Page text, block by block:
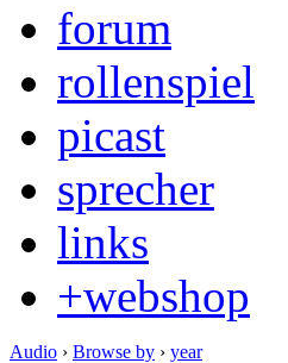
forum
rollenspiel
picast
sprecher
links
+webshop
Audio › Browse by › year